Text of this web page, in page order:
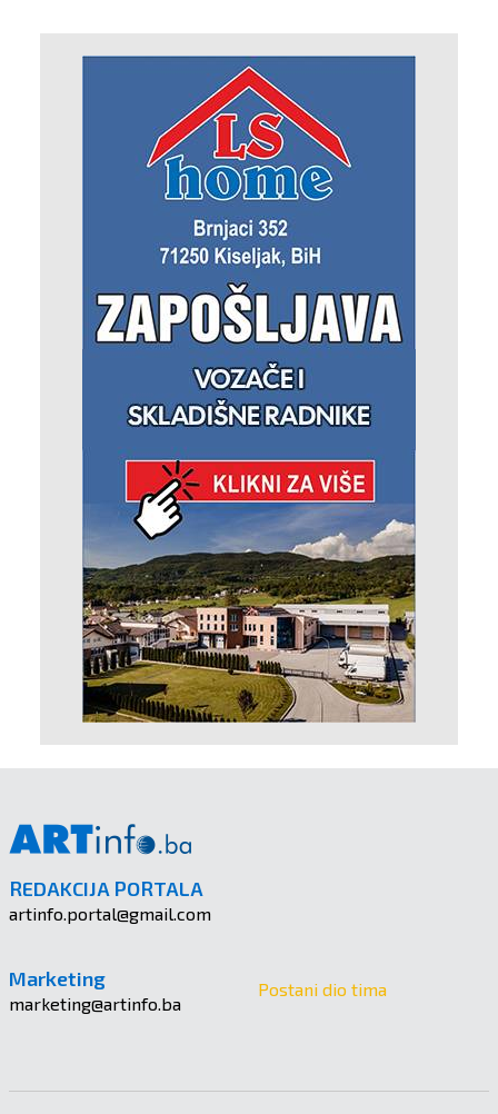
REDAKCIJA PORTALA
artinfo.portal@gmail.com
Marketing
marketing@artinfo.ba
Postani dio tima